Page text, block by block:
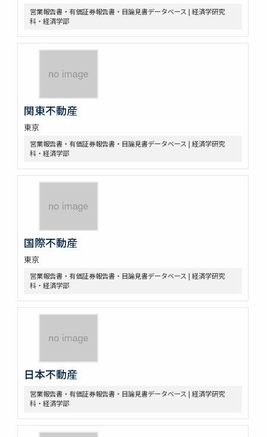
営業報告書・有価証券報告書・目論見書データベース | 経済学研究
科・経済学部
関東不動産
東京
営業報告書・有価証券報告書・目論見書データベース | 経済学研究
科・経済学部
国際不動産
東京
営業報告書・有価証券報告書・目論見書データベース | 経済学研究
科・経済学部
日本不動産
営業報告書・有価証券報告書・目論見書データベース | 経済学研究
科・経済学部